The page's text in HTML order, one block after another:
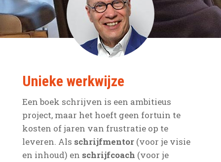
Unieke werkwijze
Een boek schrijven is een ambitieus
project, maar het hoeft geen fortuin te
kosten of jaren van frustratie op te
leveren. Als schrijfmentor(voor je visie
en inhoud) en schrijfcoach (voor je